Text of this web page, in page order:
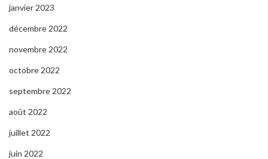
janvier 2023
décembre 2022
novembre 2022
octobre 2022
septembre 2022
août 2022
juillet 2022
juin 2022